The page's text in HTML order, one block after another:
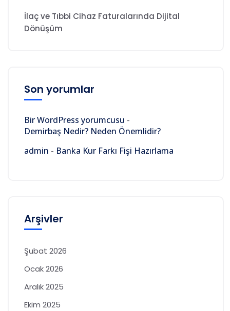
İlaç ve Tıbbi Cihaz Faturalarında Dijital
Dönüşüm
Son yorumlar
Bir WordPress yorumcusu -
Demirbaş Nedir? Neden Önemlidir?
admin - Banka Kur Farkı Fişi Hazırlama
Arşivler
Şubat 2026
Ocak 2026
Aralık 2025
Ekim 2025